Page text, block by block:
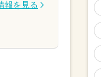
報を見る